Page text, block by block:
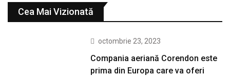
Cea Mai Vizionată
octombrie 23, 2023
Compania aeriană Corendon este
prima din Europa care va oferi